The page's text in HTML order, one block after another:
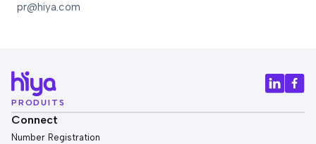
pr@hiya.com
PRODUITS
Connect
Number Registration